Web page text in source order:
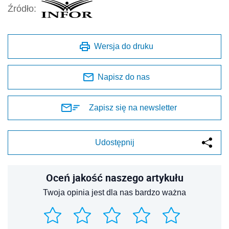
Źródło:
Wersja do druku
Napisz do nas
Zapisz się na newsletter
Udostępnij
Oceń jakość naszego artykułu
Twoja opinia jest dla nas bardzo ważna